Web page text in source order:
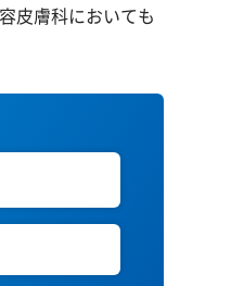
皮膚科においても